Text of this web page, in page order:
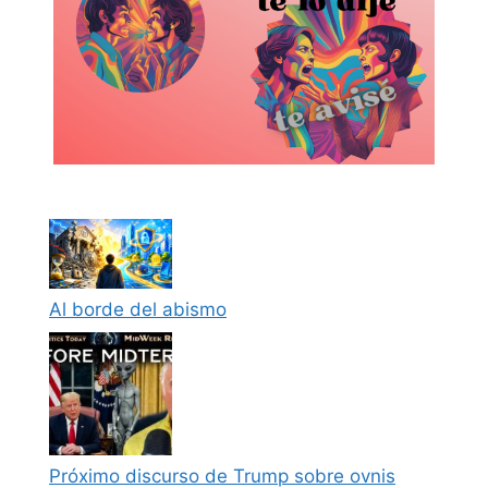
Al borde del abismo
Próximo discurso de Trump sobre ovnis